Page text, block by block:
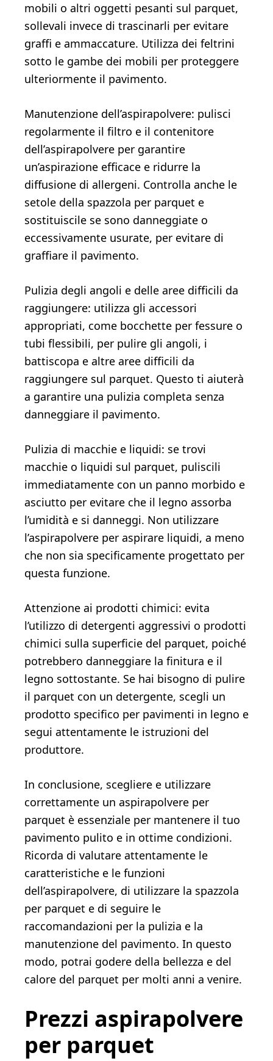
mobili o altri oggetti pesanti sul parquet,
sollevali invece di trascinarli per evitare
graffi e ammaccature. Utilizza dei feltrini
sotto le gambe dei mobili per proteggere
ulteriormente il pavimento.
Manutenzione dell’aspirapolvere: pulisci
regolarmente il filtro e il contenitore
dell’aspirapolvere per garantire
un’aspirazione efficace e ridurre la
diffusione di allergeni. Controlla anche le
setole della spazzola per parquet e
sostituiscile se sono danneggiate o
eccessivamente usurate, per evitare di
graffiare il pavimento.
Pulizia degli angoli e delle aree difficili da
raggiungere: utilizza gli accessori
appropriati, come bocchette per fessure o
tubi flessibili, per pulire gli angoli, i
battiscopa e altre aree difficili da
raggiungere sul parquet. Questo ti aiuterà
a garantire una pulizia completa senza
danneggiare il pavimento.
Pulizia di macchie e liquidi: se trovi
macchie o liquidi sul parquet, puliscili
immediatamente con un panno morbido e
asciutto per evitare che il legno assorba
l’umidità e si danneggi. Non utilizzare
l’aspirapolvere per aspirare liquidi, a meno
che non sia specificamente progettato per
questa funzione.
Attenzione ai prodotti chimici: evita
l’utilizzo di detergenti aggressivi o prodotti
chimici sulla superficie del parquet, poiché
potrebbero danneggiare la finitura e il
legno sottostante. Se hai bisogno di pulire
il parquet con un detergente, scegli un
prodotto specifico per pavimenti in legno e
segui attentamente le istruzioni del
produttore.
In conclusione, scegliere e utilizzare
correttamente un aspirapolvere per
parquet è essenziale per mantenere il tuo
pavimento pulito e in ottime condizioni.
Ricorda di valutare attentamente le
caratteristiche e le funzioni
dell’aspirapolvere, di utilizzare la spazzola
per parquet e di seguire le
raccomandazioni per la pulizia e la
manutenzione del pavimento. In questo
modo, potrai godere della bellezza e del
calore del parquet per molti anni a venire.
Prezzi aspirapolvere
per parquet